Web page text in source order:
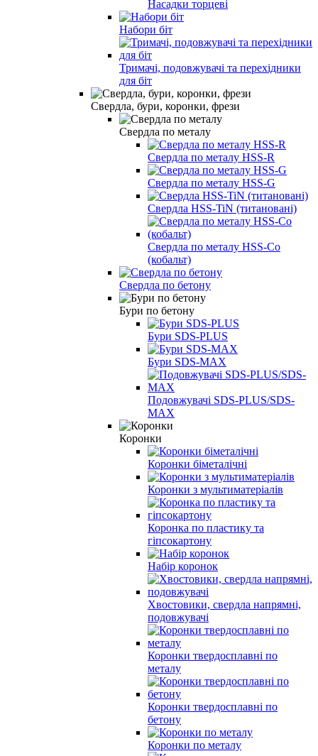
Насадки торцеві
Набори біт
Тримачі, подовжувачі та перехідники
для біт
Свердла, бури, коронки, фрези
Свердла по металу
Свердла по металу HSS-R
Свердла по металу HSS-G
Свердла HSS-TiN (титановані)
Свердла по металу HSS-Co
(кобальт)
Свердла по бетону
Бури по бетону
Бури SDS-PLUS
Бури SDS-MAX
Подовжувачі SDS-PLUS/SDS-
MAX
Коронки
Коронки біметалічні
Коронки з мультиматеріалів
Коронка по пластику та
гіпсокартону
Набір коронок
Хвостовики, свердла напрямні,
подовжувачі
Коронки твердосплавні по
металу
Коронки твердосплавні по
бетону
Коронки по металу